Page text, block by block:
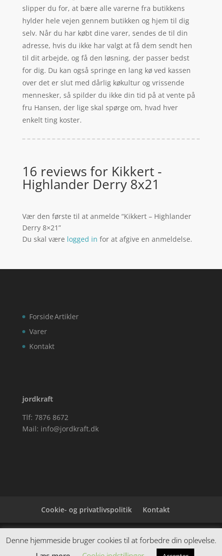
slipper du for, at bære alle varerne fra butikkens
hylder hele vejen gennem butikken og hjem til dig
selv. Når du har købt dine varer, sendes de til din
adresse, hvis du ikke har valgt at få dem sendt hen
til dit arbejde, og få den løsning, der passer bedst
for dig. Du kan også springe en lang kø ved kassen
over det er slut med dårlig køkultur og vrissende
mennesker, så spilder du ikke din tid på at vente på
fru Hansen, der lige skal spørge om, hvad hver
enkelt ting koster.
16 reviews for Kikkert -
Highlander Derry 8x21
Vær den første til at anmelde “Kikkert – Highlander
Derry 8×21”
Du skal være logged in for at afgive en anmeldelse.
Forside
Varer
Kontakt
Artikler
jordkraft
Tlf: 7876 8672
Mail: info@jordkraft.dk
Cookie- og privatlivspolitik Kontakt
Denne hjemmeside samler et bredt udvalg af
spændende varer. Siden er et affiiliatesite, og nogle
Denne hjemmeside bruger cookies til at forbedre din oplevelse.